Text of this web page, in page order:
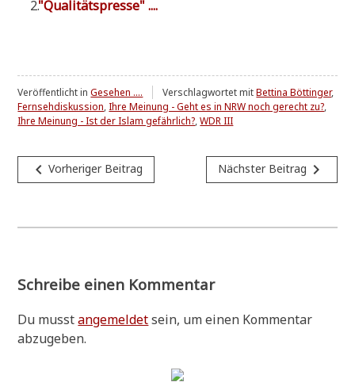
"Qua­li­täts­pres­se" ....
Veröffentlicht inGesehen .... Verschlagwortet mitBettina Böttinger,
Fernsehdiskussion,Ihre Meinung - Geht es in NRW noch gerecht zu?,
Ihre Meinung - Ist der Islam gefährlich?,WDR III
Beitragsnavigation
navigate_beforeVorheriger Beitrag Nächster Beitrag navigate_next
Schreibe einen Kommentar
Du musstangemeldetsein, um einen Kommentar
abzugeben.